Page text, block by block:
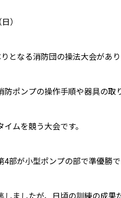
）
となる消防団の操法大会があり
ポンプの操作手順や器具の取
ムを競う大会です。
4部が小型ポンプの部で準優勝で
ましたが、日頃の訓練の成果